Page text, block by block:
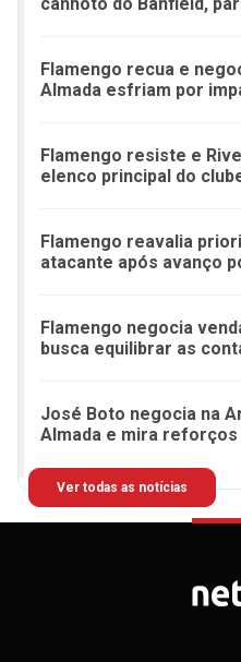
canhoto do Banfield,
Flamengo recua e
Almada esfriam por
Flamengo resiste e
elenco principal do
Flamengo reavalia
atacante após avanço
Flamengo negocia
busca equilibrar as
José Boto negocia na
Almada e mira reforços
Ver todas as notícias